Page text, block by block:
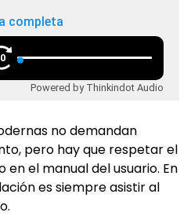
completa
Powered by Thinkindot Audio
no demandan
pero hay que respetar el
el manual del usuario. En
es siempre asistir al